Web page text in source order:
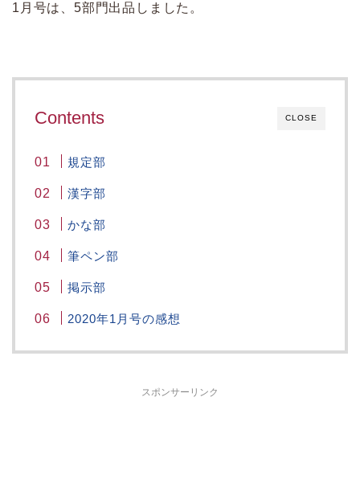
1月号は、5部門出品しました。
CLOSE
Contents
規定部
漢字部
かな部
筆ペン部
掲示部
2020年1月号の感想
スポンサーリンク